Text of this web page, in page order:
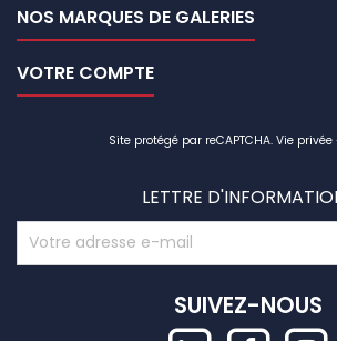
NOS MARQUES DE GALERIES
VOTRE COMPTE
Site protégé par reCAPTCHA. Vie privée
LETTRE
SUIVEZ-NOUS